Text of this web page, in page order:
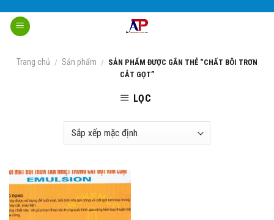
content
Trang chủ / Sản phẩm / SẢN PHẨM ĐƯỢC GẮN THẺ “CHẤT BÔI TRƠN
CẮT GỌT”
LỌC